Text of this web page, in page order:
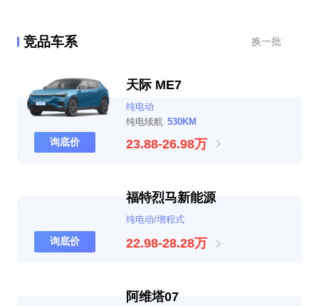
竞品车系 换一批
天际 ME7
纯电动
纯电续航 530KM
23.88-26.98万
询底价
福特烈马新能源
纯电动/增程式
22.98-28.28万
询底价
阿维塔07